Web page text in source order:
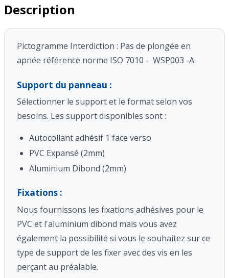
Description
Pictogramme Interdiction : Pas de plongée en
apnée référence norme ISO 7010 - WSP003 -A
Support du panneau :
Sélectionner le support et le format selon vos
besoins. Les support disponibles sont :
Autocollant adhésif 1 face verso
PVC Expansé (2mm)
Aluminium Dibond (2mm)
Fixations :
Nous fournissons les fixations adhésives pour le
PVC et l'aluminium dibond mais vous avez
également la possibilité si vous le souhaitez sur ce
type de support de les fixer avec des vis en les
perçant au préalable.